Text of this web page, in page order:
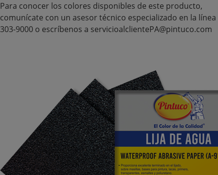
Para conocer los colores disponibles de este producto,
comunícate con un asesor técnico especializado en la línea
303-9000 o escríbenos a servicioalclientePA@pintuco.com